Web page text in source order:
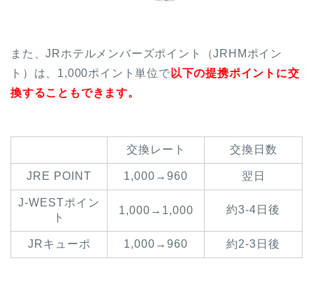
また、JRホテルメンバーズポイント（JRHMポイン
ト）は、1,000ポイント単位で 以下の提携ポイントに交
換することもできます。
交換レート 交換日数
JRE POINT 1,000→960 翌日
J-WESTポイン
ト
1,000→1,000 約3-4日後
JRキューポ 1,000→960 約2-3日後